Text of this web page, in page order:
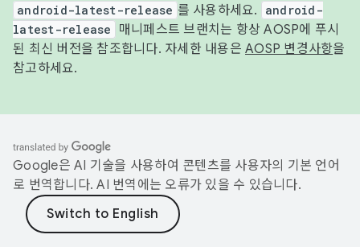
android-latest-release 를 사용하세요.
android-
latest-release
매니페스트 브랜치는 항상 AOSP에 푸시
된 최신 버전을 참조합니다. 자세한 내용은 AOSP 변경사항을
참고하세요.
Google은 AI 기술을 사용하여 콘텐츠를 사용자의 기본 언어
로 번역합니다. AI 번역에는 오류가 있을 수 있습니다.